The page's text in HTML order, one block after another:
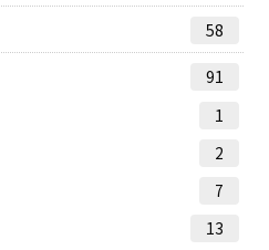
58
91
1
2
7
13